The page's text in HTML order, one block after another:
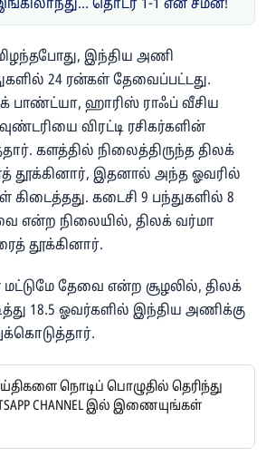
தொடர் 1-1 என சமன்!
இந்திய அணி
24 ரன்கள் தேவைப்பட்டது.
பாண்ட்யா, ஹாரிஸ் ராஃப் வீசிய
விரட்டி ரசிகர்களின்
களத்தில் நிலைத்திருந்த திலக்
தூக்கினார், இதனால் அந்த ஓவரில்
கடைசி 9 பந்துகளில் 8
என்ற நிலையில், திலக் வர்மா
தூக்கினார்.
தேவை என்ற சூழலில், திலக்
18.5 ஓவர்களில் இந்திய அணிக்கு
நொடிப் பொழுதில் தெரிந்து
CHANNEL இல் இணையுங்கள்